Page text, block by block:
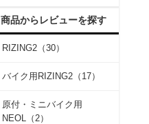
商品からレビューを探す
RIZING2（30）
バイク用RIZING2（17）
原付・ミニバイク用
NEOL（2）